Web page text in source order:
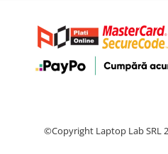
©Copyright Laptop Lab SRL